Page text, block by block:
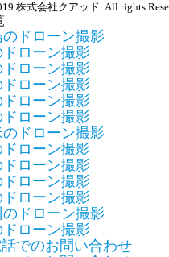
株式会社クアッド. All rights
のドローン撮影
ローン撮影
ドローン撮影
ドローン撮影
ローン撮影
ローン撮影
のドローン撮影
ローン撮影
ドローン撮影
ドローン撮影
ローン撮影
ドローン撮影
ローン撮影
でのお問い合わせ